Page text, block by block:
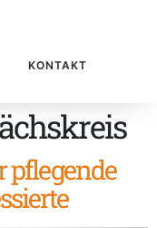
KONTAKT
pflegende